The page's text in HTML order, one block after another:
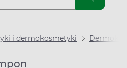
i dermokosmetyki